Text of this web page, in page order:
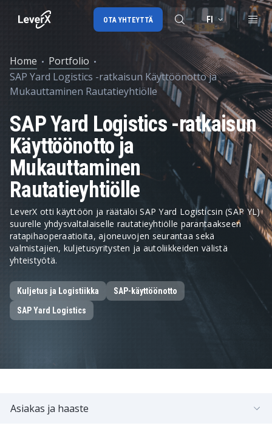
SAP-tuki
SAP Ariba
SAP EWM
FI
OTA YHTEYTTÄ
Home
Portfolio
SAP Yard Logistics -ratkaisun Käyttöönotto ja
Mukauttaminen Rautatieyhtiölle
SAP Yard Logistics -ratkaisun
Käyttöönotto ja
Mukauttaminen
Rautatieyhtiölle
LeverX otti käyttöön ja räätälöi SAP Yard Logisticsin (SAP YL)
suurelle yhdysvaltalaiselle rautatieyhtiölle parantaakseen
ratapihaoperaatioita, ajoneuvojen seurantaa sekä
valmistajien, kuljetusyritysten ja autoliikkeiden välistä
yhteistyötä.
Kuljetus ja Logistiikka
SAP-käyttöönotto
SAP Yard Logistics
Asiakas ja haaste